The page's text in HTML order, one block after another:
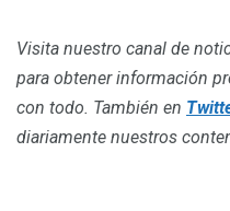
Visita nuestro canal de
para obtener información
con todo. También en
diariamente nuestros